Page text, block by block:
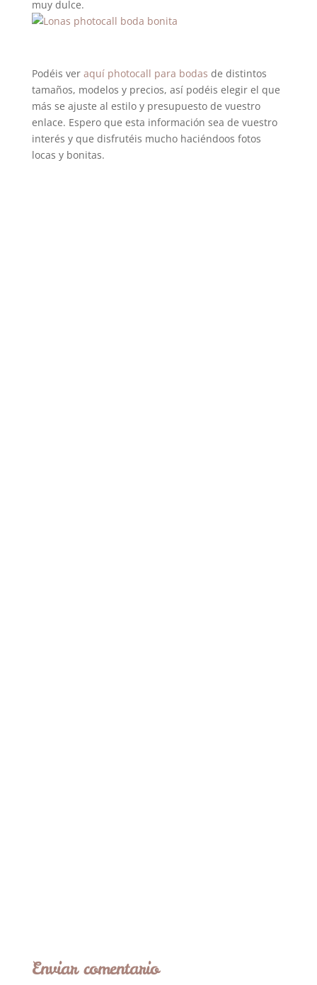
muy dulce.
Podéis ver aquí photocall para bodas de distintos
tamaños, modelos y precios, así podéis elegir el que
más se ajuste al estilo y presupuesto de vuestro
enlace. Espero que esta información sea de vuestro
interés y que disfrutéis mucho haciéndoos fotos
locas y bonitas.
Enviar comentario